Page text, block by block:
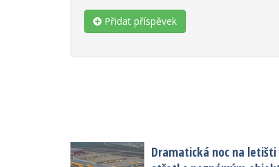
Přidat příspěvek
Dramatická noc na